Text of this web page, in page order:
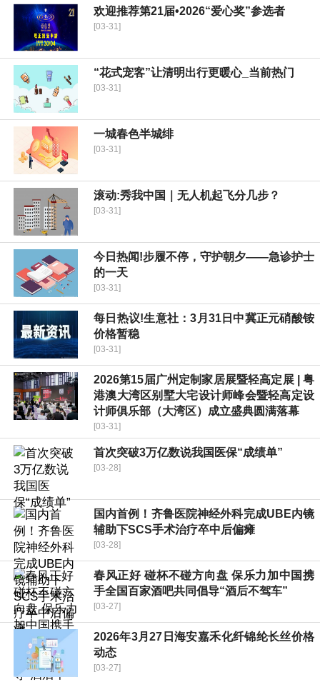
欢迎推荐第21届•2026“爱心奖”参选者
[03-31]
“花式宠客”让清明出行更暖心_当前热门
[03-31]
一城春色半城绯
[03-31]
滚动:秀我中国｜无人机起飞分几步？
[03-31]
今日热闻!步履不停，守护朝夕——急诊护士
的一天
[03-31]
每日热议!生意社：3月31日中冀正元硝酸铵
价格暂稳
[03-31]
2026第15届广州定制家居展暨轻高定展 | 粤
港澳大湾区别墅大宅设计师峰会暨轻高定设
计师俱乐部（大湾区）成立盛典圆满落幕
[03-31]
首次突破3万亿数说我国医保“成绩单”
[03-28]
国内首例！齐鲁医院神经外科完成UBE内镜
辅助下SCS手术治疗卒中后偏瘫
[03-28]
春风正好 碰杯不碰方向盘 保乐力加中国携
手全国百家酒吧共同倡导“酒后不驾车”
[03-27]
2026年3月27日海安嘉禾化纤锦纶长丝价格
动态
[03-27]